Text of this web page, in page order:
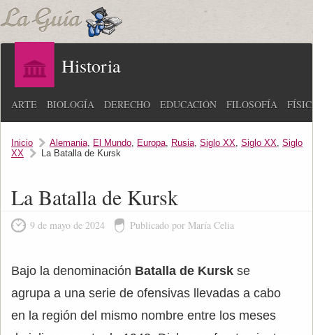
Historia
ARTE BIOLOGÍA DERECHO EDUCACIÓN FILOSOFÍA
Inicio Alemania, El Mundo, Europa, Rusia, Siglo XX, Siglo XX, Siglo
XX
La Batalla de Kursk
La Batalla de Kursk
9 de mayo de 2024 Publicado por María Celia
Bajo la denominación Batalla de Kursk se
agrupa a una serie de ofensivas llevadas a cabo
en la región del mismo nombre entre los meses